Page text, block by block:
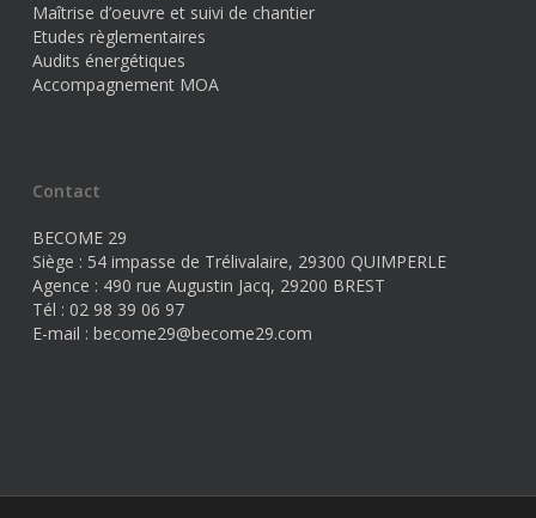
Maîtrise d’oeuvre et suivi de chantier
Etudes règlementaires
Audits énergétiques
Accompagnement MOA
Contact
BECOME 29
Siège : 54 impasse de Trélivalaire, 29300 QUIMPERLE
Agence : 490 rue Augustin Jacq, 29200 BREST
Tél : 02 98 39 06 97
E-mail : become29@become29.com